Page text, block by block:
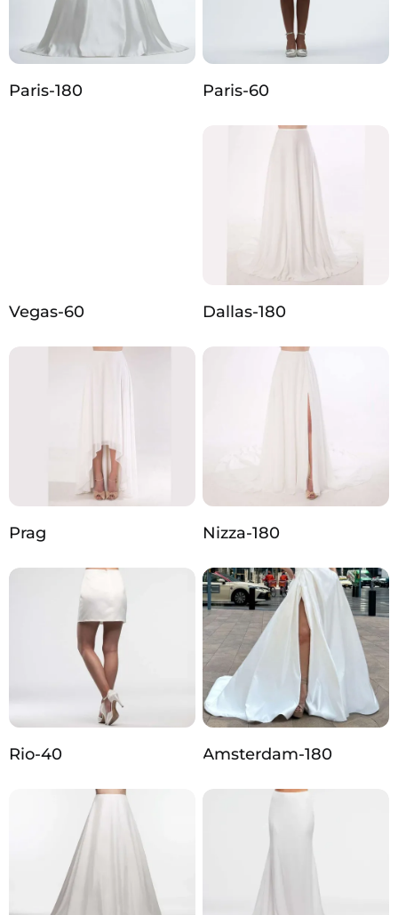
Paris-180 Paris-60
Vegas-60 Dallas-180
Prag Nizza-180
Rio-40 Amsterdam-180